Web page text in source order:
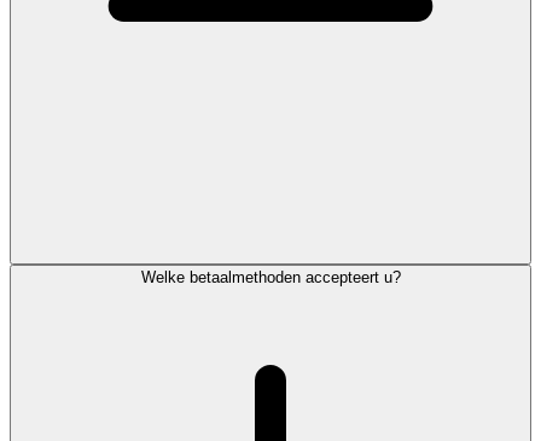
Welke betaalmethoden accepteert u?